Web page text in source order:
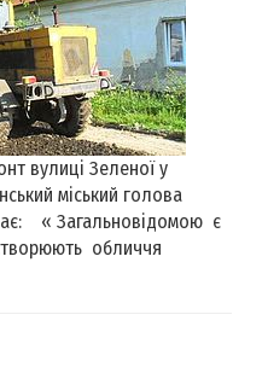
вулиці Зеленої у
міський голова
« Загальновідомою є
обличчя